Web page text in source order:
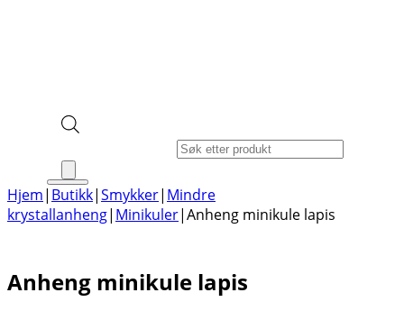
Hjem| Butikk|Smykker| Mindre
krystallanheng| Minikuler|Anheng minikule lapis
Anheng minikule lapis